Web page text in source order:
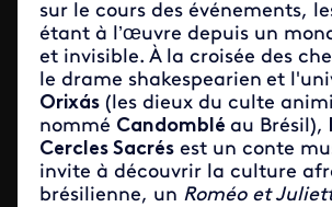
sur le cours des événements,
étant à l’œuvre depuis un
et invisible. À la croisée des
le drame shakespearien et
Orixás (les dieux du culte
nommé Candomblé au Brésil),
Cercles Sacrés est un conte
invite à découvrir la culture
brésilienne, un Roméo et